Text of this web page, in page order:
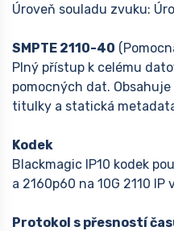
Úroveň souladu zvuku:
SMPTE 2110-40
Plný přístup k celému
pomocných dat. Obsahuje
titulky a statická
Kodek
Blackmagic IP10 kodek
a 2160p60 na 10G 2110 IP
Protokol s přesností